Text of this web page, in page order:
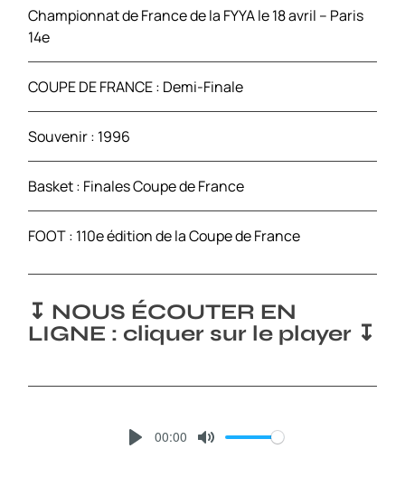
Championnat de France de la FYYA le 18 avril – Paris
14e
COUPE DE FRANCE : Demi-Finale
Souvenir : 1996
Basket : Finales Coupe de France
FOOT : 110e édition de la Coupe de France
↧ NOUS ÉCOUTER EN
LIGNE : cliquer sur le player ↧
00:00